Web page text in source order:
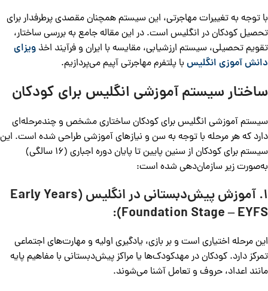
با توجه به تغییرات مهاجرتی، این سیستم همچنان مقصدی پرطرفدار برای
تحصیل کودکان در انگلیس است. در این مقاله جامع به بررسی ساختار،
تقویم تحصیلی، سیستم ارزشیابی، مقایسه با ایران و فرآیند اخذ ویزای
دانش‌ آموزی انگلیس با پلتفرم مهاجرتی آپیم می‌پردازیم.
ساختار سیستم آموزشی انگلیس برای کودکان
سیستم آموزشی انگلیس برای کودکان ساختاری مشخص و چندمرحله‌ای
دارد که هر مرحله با توجه به سن و نیازهای آموزشی طراحی شده است. این
سیستم برای کودکان از سنین پایین تا پایان دوره اجباری (16 سالگی)
به‌صورت زیر سازمان‌دهی شده است:
1. آموزش پیش‌دبستانی در انگلیس (Early Years
Foundation Stage – EYFS):
این مرحله اختیاری است و بر بازی، یادگیری اولیه و مهارت‌های اجتماعی
تمرکز دارد. کودکان در مهدکودک‌ها یا مراکز پیش‌دبستانی با مفاهیم پایه
مانند اعداد، حروف و تعامل آشنا می‌شوند.